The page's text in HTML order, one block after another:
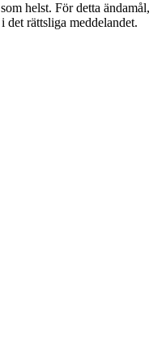
helst. För detta ändamål,
rättsliga meddelandet.